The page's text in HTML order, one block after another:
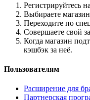
Регистрируйтесь
Выбираете
Переходите по
Совершаете свой
Когда магазин
кэшбэк за неё.
Пользователям
Расширение для
Партнерская